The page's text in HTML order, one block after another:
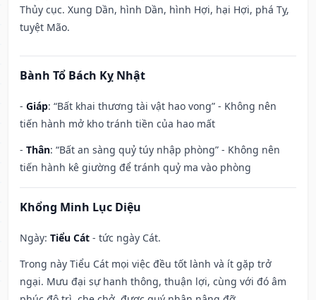
Thủy cục. Xung Dần, hình Dần, hình Hợi, hại Hợi, phá Tỵ,
tuyệt Mão.
Bành Tổ Bách Kỵ Nhật
- Giáp: “Bất khai thương tài vật hao vong” - Không nên
tiến hành mở kho tránh tiền của hao mất
- Thân: “Bất an sàng quỷ túy nhập phòng” - Không nên
tiến hành kê giường để tránh quỷ ma vào phòng
Khổng Minh Lục Diệu
Ngày: Tiểu Cát - tức ngày Cát.
Trong này Tiểu Cát mọi việc đều tốt lành và ít gặp trở
ngại. Mưu đại sự hanh thông, thuận lợi, cùng với đó âm